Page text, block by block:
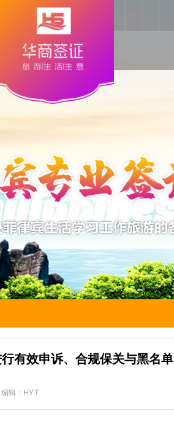
有效申诉、合规保关与黑名单
编辑：HYT